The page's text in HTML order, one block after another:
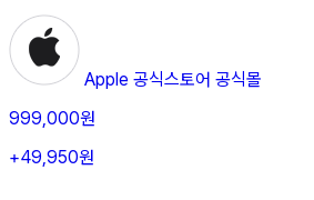
Apple 공식스토어 공식몰
999,000원
+49,950원